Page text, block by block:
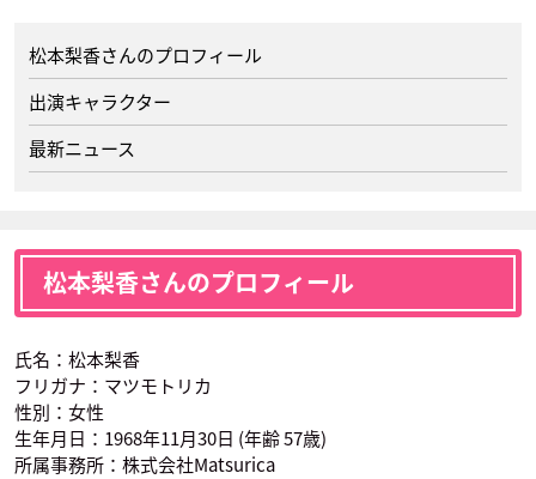
松本梨香さんのプロフィール
出演キャラクター
最新ニュース
松本梨香さんのプロフィール
氏名：松本梨香
フリガナ：マツモトリカ
性別：女性
生年月日：1968年11月30日 (年齢 57歳)
所属事務所：株式会社Matsurica